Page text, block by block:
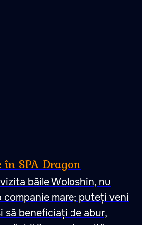
SPA Dragon
băile Woloshin, nu
companie mare; puteți veni
să beneficiați de abur,